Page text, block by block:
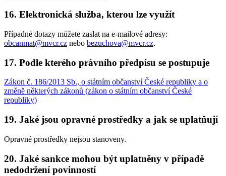
16. Elektronická služba, kterou lze využít
Případné dotazy můžete zaslat na e-mailové adresy:
obcanmat@mvcr.cz nebo bezuchova@mvcr.cz.
17. Podle kterého právního předpisu se postupuje
Zákon č. 186/2013 Sb., o státním občanství České republiky a o
změně některých zákonů (zákon o státním občanství České
republiky)
19. Jaké jsou opravné prostředky a jak se uplatňují
Opravné prostředky nejsou stanoveny.
20. Jaké sankce mohou být uplatněny v případě
nedodržení povinností